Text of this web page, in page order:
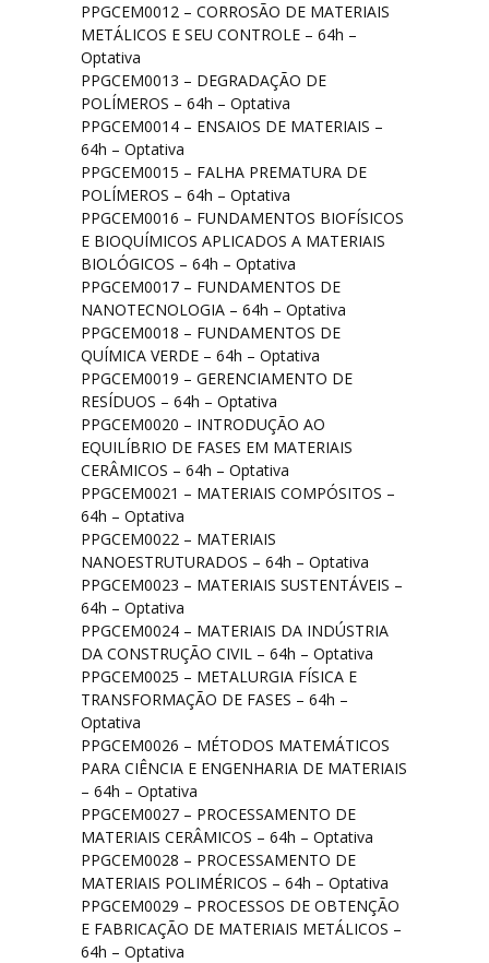
PPGCEM0012 – CORROSÃO DE MATERIAIS
METÁLICOS E SEU CONTROLE – 64h –
Optativa
PPGCEM0013 – DEGRADAÇÃO DE
POLÍMEROS – 64h – Optativa
PPGCEM0014 – ENSAIOS DE MATERIAIS –
64h – Optativa
PPGCEM0015 – FALHA PREMATURA DE
POLÍMEROS – 64h – Optativa
PPGCEM0016 – FUNDAMENTOS BIOFÍSICOS
E BIOQUÍMICOS APLICADOS A MATERIAIS
BIOLÓGICOS – 64h – Optativa
PPGCEM0017 – FUNDAMENTOS DE
NANOTECNOLOGIA – 64h – Optativa
PPGCEM0018 – FUNDAMENTOS DE
QUÍMICA VERDE – 64h – Optativa
PPGCEM0019 – GERENCIAMENTO DE
RESÍDUOS – 64h – Optativa
PPGCEM0020 – INTRODUÇÃO AO
EQUILÍBRIO DE FASES EM MATERIAIS
CERÂMICOS – 64h – Optativa
PPGCEM0021 – MATERIAIS COMPÓSITOS –
64h – Optativa
PPGCEM0022 – MATERIAIS
NANOESTRUTURADOS – 64h – Optativa
PPGCEM0023 – MATERIAIS SUSTENTÁVEIS –
64h – Optativa
PPGCEM0024 – MATERIAIS DA INDÚSTRIA
DA CONSTRUÇÃO CIVIL – 64h – Optativa
PPGCEM0025 – METALURGIA FÍSICA E
TRANSFORMAÇÃO DE FASES – 64h –
Optativa
PPGCEM0026 – MÉTODOS MATEMÁTICOS
PARA CIÊNCIA E ENGENHARIA DE MATERIAIS
– 64h – Optativa
PPGCEM0027 – PROCESSAMENTO DE
MATERIAIS CERÂMICOS – 64h – Optativa
PPGCEM0028 – PROCESSAMENTO DE
MATERIAIS POLIMÉRICOS – 64h – Optativa
PPGCEM0029 – PROCESSOS DE OBTENÇÃO
E FABRICAÇÃO DE MATERIAIS METÁLICOS –
64h – Optativa